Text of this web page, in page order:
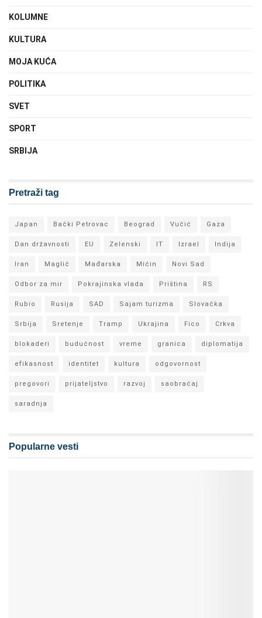
KOLUMNE
KULTURA
MOJA KUĆA
POLITIKA
SVET
SPORT
SRBIJA
Pretraži tag
Japan Bački Petrovac Beograd Vučić Gaza
Dan državnosti EU Zelenski IT Izrael Indija
Iran Maglić Mađarska Mićin Novi Sad
Odbor za mir Pokrajinska vlada Priština RS
Rubio Rusija SAD Sajam turizma Slovačka
Srbija Sretenje Tramp Ukrajina Fico Crkva
blokaderi budućnost vreme granica diplomatija
efikasnost identitet kultura odgovornost
pregovori prijateljstvo razvoj saobraćaj
saradnja
Popularne vesti